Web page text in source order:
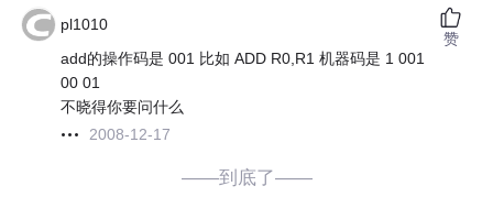
pl1010
add的操作码是 001 比如 ADD R0,R1 机器码是 1 001
00 01
不晓得你要问什么
2008-12-17
赞
——到底了——